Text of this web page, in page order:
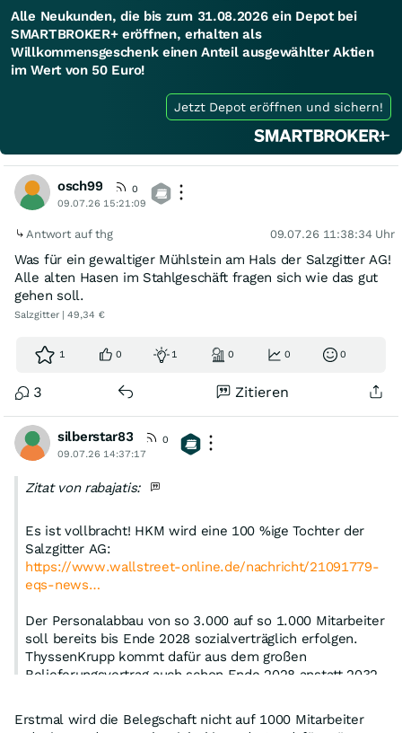
Alle Neukunden, die bis zum 31.08.2026 ein Depot bei
SMARTBROKER+ eröffnen, erhalten als
Willkommensgeschenk einen Anteil ausgewählter Aktien
im Wert von 50 Euro!
Jetzt Depot eröffnen und sichern!
osch99
0
09.07.26 15:21:09
Antwort auf thg 09.07.26 11:38:34 Uhr
Was für ein gewaltiger Mühlstein am Hals der Salzgitter AG!
Alle alten Hasen im Stahlgeschäft fragen sich wie das gut
gehen soll.
Salzgitter | 49,34 €
1 0 1 0 0 0
3 Zitieren
silberstar83
0
09.07.26 14:37:17
Zitat von rabajatis:
Es ist vollbracht! HKM wird eine 100 %ige Tochter der
Salzgitter AG:
https://www.wallstreet-online.de/nachricht/21091779-
eqs-news…
Der Personalabbau von so 3.000 auf so 1.000 Mitarbeiter
soll bereits bis Ende 2028 sozialverträglich erfolgen.
ThyssenKrupp kommt dafür aus dem großen
Belieferungsvertrag auch schon Ende 2028 anstatt 2032
Das sind sehr große Veränderungen. Wofür die bisherigen
Partner wohl einen ganz erheblichen Betrag an die
Erstmal wird die Belegschaft nicht auf 1000 Mitarbeiter